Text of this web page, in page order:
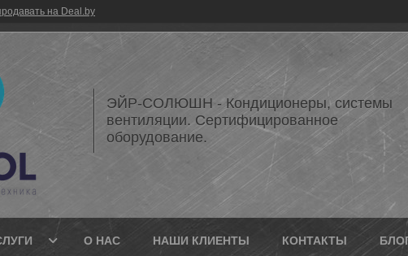
на Deal.by
ЭЙР-СОЛЮШН - Кондиционеры, системы
вентиляции. Сертифицированное
оборудование.
О НАС НАШИ КЛИЕНТЫ КОНТАКТЫ